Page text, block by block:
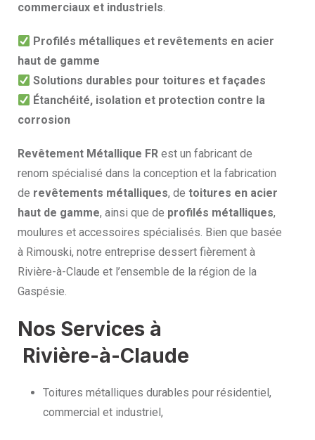
commerciaux et industriels.
Profilés métalliques et revêtements en acier
haut de gamme
Solutions durables pour toitures et façades
Étanchéité, isolation et protection contre la
corrosion
Revêtement Métallique FR est un fabricant de
renom spécialisé dans la conception et la fabrication
de revêtements métalliques, de toitures en acier
haut de gamme, ainsi que de profilés métalliques,
moulures et accessoires spécialisés. Bien que basée
à Rimouski, notre entreprise dessert fièrement à
Rivière-à-Claude et l’ensemble de la région de la
Gaspésie.
Nos Services à
Rivière-à-Claude
Toitures métalliques durables pour résidentiel,
commercial et industriel,